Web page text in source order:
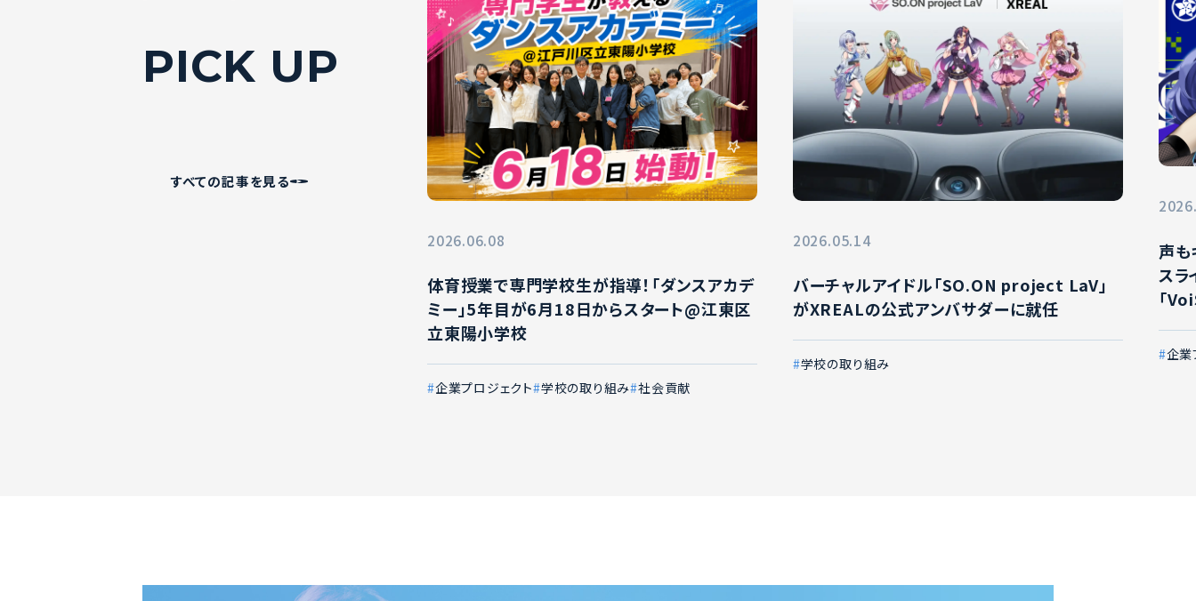
PICK UP
すべての記事を見る
2026.06.08
体育授業で専門学校生が指導！「ダンスアカデ
ミー」5年目が6月18日からスタート@江東区
立東陽小学校
企業プロジェクト 学校の取り組み 社会貢献
2026.05.14
バーチャルアイドル「SO.ON project LaV」
がXREALの公式アンバサダーに就任
学校の取り組み
声も
スラ
「
企業